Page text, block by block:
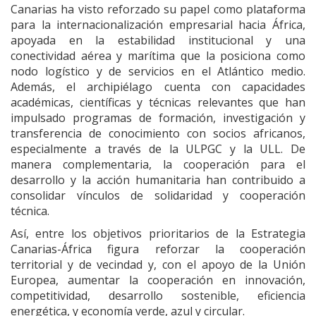
Canarias ha visto reforzado su papel como plataforma
para la internacionalización empresarial hacia África,
apoyada en la estabilidad institucional y una
conectividad aérea y marítima que la posiciona como
nodo logístico y de servicios en el Atlántico medio.
Además, el archipiélago cuenta con capacidades
académicas, científicas y técnicas relevantes que han
impulsado programas de formación, investigación y
transferencia de conocimiento con socios africanos,
especialmente a través de la ULPGC y la ULL. De
manera complementaria, la cooperación para el
desarrollo y la acción humanitaria han contribuido a
consolidar vínculos de solidaridad y cooperación
técnica.
Así, entre los objetivos prioritarios de la Estrategia
Canarias-África figura reforzar la cooperación
territorial y de vecindad y, con el apoyo de la Unión
Europea, aumentar la cooperación en innovación,
competitividad, desarrollo sostenible, eficiencia
energética, y economía verde, azul y circular.